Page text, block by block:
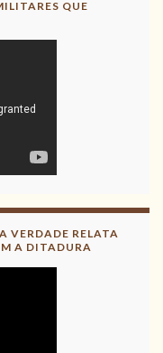
QUE
VERDADE RELATA
A DITADURA